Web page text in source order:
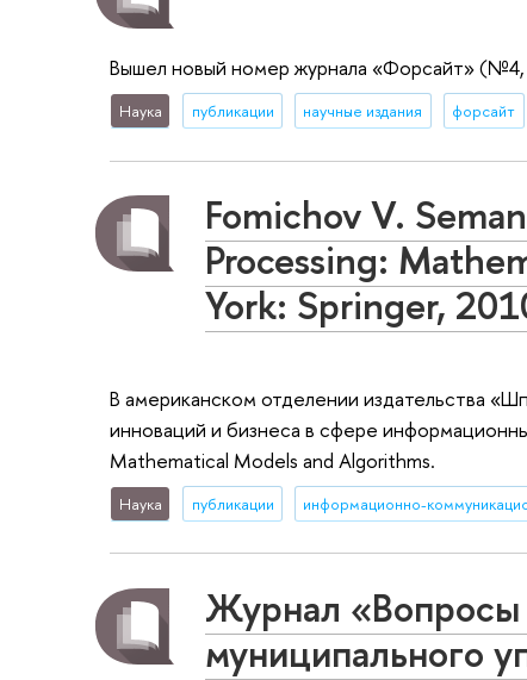
Вышел новый номер журнала «Форсайт»
Наука публикации научные издания форсайт
Fomichov V.
Processing:
York: Springer,
В американском отделении издательства
инноваций и бизнеса в сфере
Mathematical Models and Algorithms.
Наука публикации
Журнал «Вопросы
муниципального